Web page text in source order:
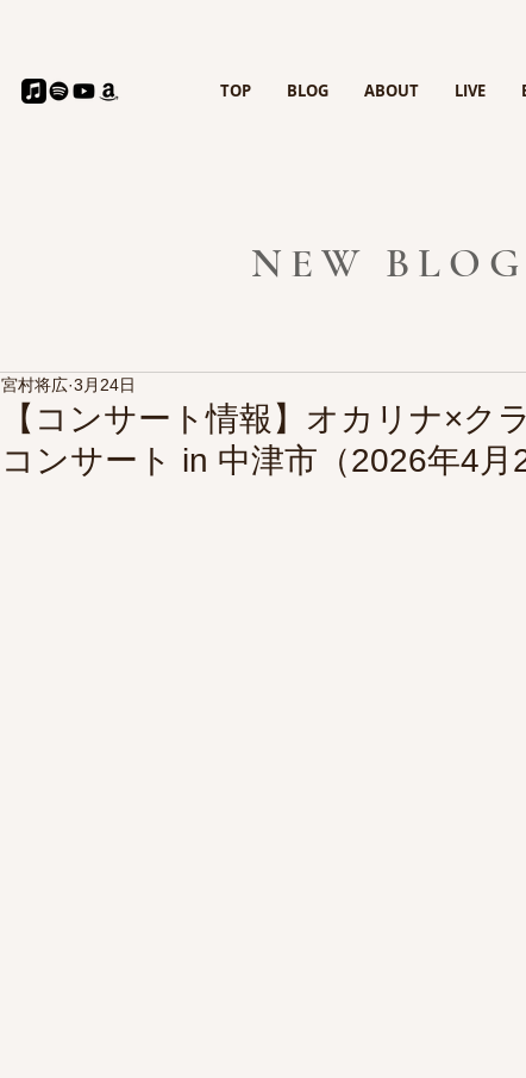
TOP BLOG ABOUT LIVE
NEW
【コンサート情報】オカリナ×ク
コンサート in 中津市（2026年4月
宮村将広 3月24日